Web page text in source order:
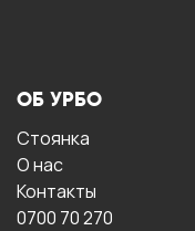
ОБ УРБО
Стоянка
О нас
Контакты
0700 70 270